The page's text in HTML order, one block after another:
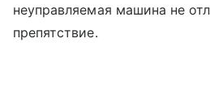
неуправляемая машина не
препятствие.